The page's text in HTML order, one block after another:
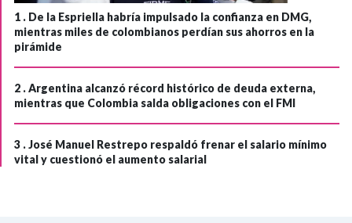
1 . De la Espriella habría impulsado la confianza en DMG,
mientras miles de colombianos perdían sus ahorros en la
pirámide
2 .Argentina alcanzó récord histórico de deuda externa,
mientras que Colombia salda obligaciones con el FMI
3 .José Manuel Restrepo respaldó frenar el salario mínimo
vital y cuestionó el aumento salarial